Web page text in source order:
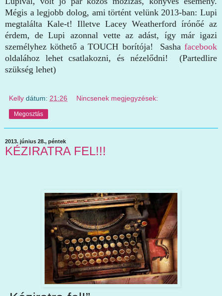
Mégis a legjobb dolog, ami történt velünk 2013-ban: Lupi
megtalálta Kale-t! Illetve Lacey Weatherford írónőé az
érdem, de Lupi azonnal vette az adást, így már igazi
személyhez köthető a TOUCH borítója! Sasha facebook
oldalához lehet csatlakozni, és nézelődni! (Partedlire
szükség lehet)
Kelly dátum: 21:26 Nincsenek megjegyzések:
Megosztás
2013. június 28., péntek
KÉZIRATRA FEL!!!